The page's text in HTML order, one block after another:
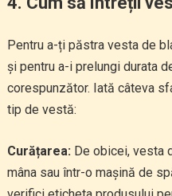
Pentru a-ți păstra vesta de
și pentru a-i prelungi durata
corespunzător. Iată câteva
tip de vestă:
Curățarea: De obicei, vesta
mâna sau într-o mașină de